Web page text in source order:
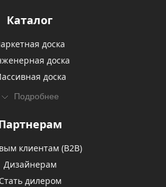
Каталог
доска
доска
доска
Подробнее
клиентам (В2В)
Дизайнерам
Стать дилером